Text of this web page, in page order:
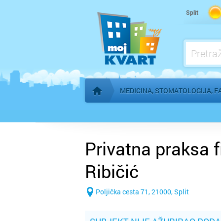
Split
Početna stranica
MEDICINA, STOMATOLOGIJA,
Kućna njega
Logoped
Ljekarna, farmacija
Privatna praksa
Ribičić
Poljička cesta 71, 21000, Split